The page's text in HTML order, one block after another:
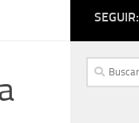
SEGUIR:
Buscar: